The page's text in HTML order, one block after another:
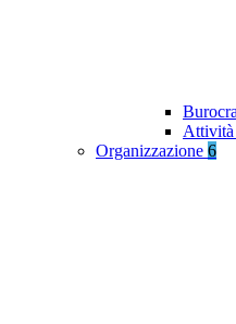
Attività
Organizzazione 6